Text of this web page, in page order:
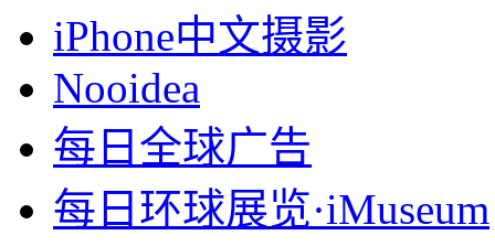
iPhone中文摄影
Nooidea
每日全球广告
每日环球展览·iMuseum